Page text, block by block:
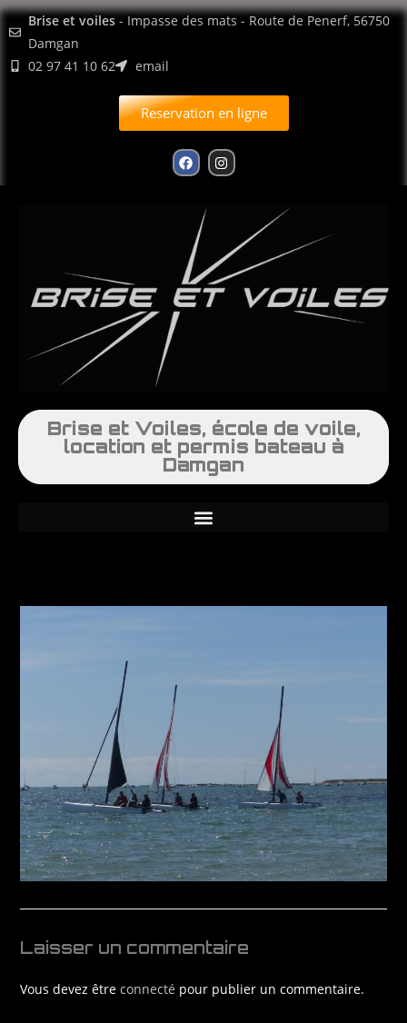
principal
Brise et voiles - Impasse des mats - Route de Penerf, 56750
Damgan
02 97 41 10 62
email
Reservation en ligne
Brise et Voiles, école de voile,
location et permis bateau à
Damgan
Laisser un commentaire
Vous devez êtreconnecté pour publier un commentaire.